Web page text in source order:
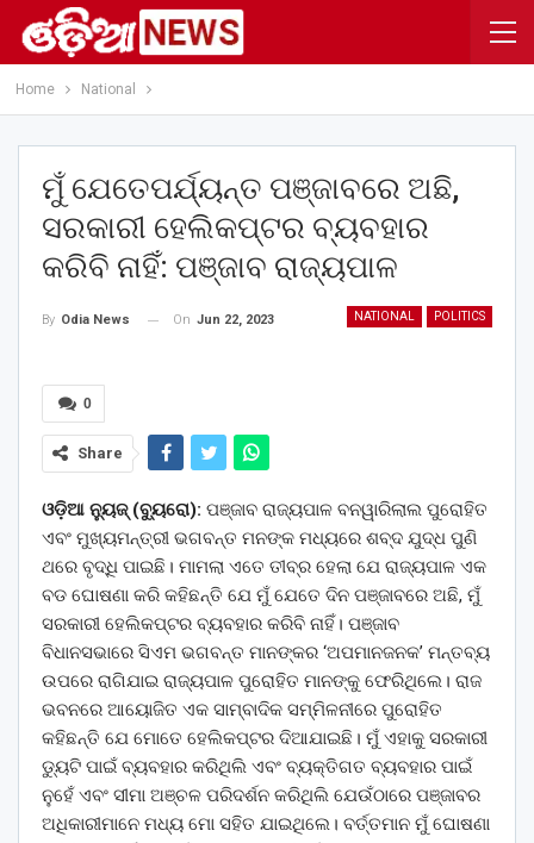
Home National
ମୁଁ ଯେତେପର୍ଯ୍ୟନ୍ତ ପଞ୍ଜାବରେ ଅଛି,
ସରକାରୀ ହେଲିକପ୍ଟର ବ୍ୟବହାର
କରିବି ନାହିଁ: ପଞ୍ଜାବ ରାଜ୍ୟପାଳ
NATIONAL POLITICS
By Odia News On Jun 22, 2023
0
Share
ଓଡ଼ିଆ ନ୍ୟୁଜ୍ (ବ୍ୟୁରୋ): ପଞ୍ଜାବ ରାଜ୍ୟପାଳ ବନୱାରିଲାଲ ପୁରୋହିତ
ଏବଂ ମୁଖ୍ୟମନ୍ତ୍ରୀ ଭଗବନ୍ତ ମନଙ୍କ ମଧ୍ୟରେ ଶବ୍ଦ ଯୁଦ୍ଧ ପୁଣି
ଥରେ ବୃଦ୍ଧି ପାଇଛି। ମାମଲା ଏତେ ତୀବ୍ର ହେଲା ଯେ ରାଜ୍ୟପାଳ ଏକ
ବଡ ଘୋଷଣା କରି କହିଛନ୍ତି ଯେ ମୁଁ ଯେତେ ଦିନ ପଞ୍ଜାବରେ ଅଛି, ମୁଁ
ସରକାରୀ ହେଲିକପ୍ଟର ବ୍ୟବହାର କରିବି ନାହିଁ। ପଞ୍ଜାବ
ବିଧାନସଭାରେ ସିଏମ ଭଗବନ୍ତ ମାନଙ୍କର ‘ଅପମାନଜନକ’ ମନ୍ତବ୍ୟ
ଉପରେ ରାଗିଯାଇ ରାଜ୍ୟପାଳ ପୁରୋହିତ ମାନଙ୍କୁ ଫେରିଥିଲେ। ରାଜ
ଭବନରେ ଆୟୋଜିତ ଏକ ସାମ୍ବାଦିକ ସମ୍ମିଳନୀରେ ପୁରୋହିତ
କହିଛନ୍ତି ଯେ ମୋତେ ହେଲିକପ୍ଟର ଦିଆଯାଇଛି। ମୁଁ ଏହାକୁ ସରକାରୀ
ଡ୍ୟୁଟି ପାଇଁ ବ୍ୟବହାର କରିଥିଲି ଏବଂ ବ୍ୟକ୍ତିଗତ ବ୍ୟବହାର ପାଇଁ
ନୁହେଁ ଏବଂ ସୀମା ଅଞ୍ଚଳ ପରିଦର୍ଶନ କରିଥିଲି ଯେଉଁଠାରେ ପଞ୍ଜାବର
ଅଧିକାରୀମାନେ ମଧ୍ୟ ମୋ ସହିତ ଯାଇଥିଲେ। ବର୍ତ୍ତମାନ ମୁଁ ଘୋଷଣା